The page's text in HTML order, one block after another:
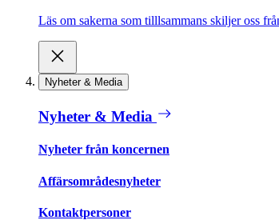
Läs om sakerna som tilllsammans skiljer oss
Nyheter & Media
Nyheter & Media
Nyheter från koncernen
Affärsområdesnyheter
Kontaktpersoner